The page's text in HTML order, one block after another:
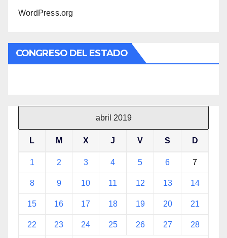
WordPress.org
CONGRESO DEL ESTADO
abril 2019
L M X J V S D
1 2 3 4 5 6 7
8 9 10 11 12 13 14
15 16 17 18 19 20 21
22 23 24 25 26 27 28